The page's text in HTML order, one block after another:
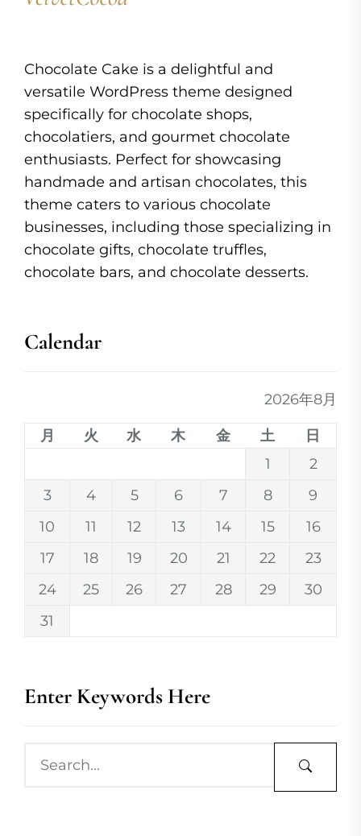
Chocolate Cake is a delightful and
versatile WordPress theme designed
specifically for chocolate shops,
chocolatiers, and gourmet chocolate
enthusiasts. Perfect for showcasing
handmade and artisan chocolates, this
theme caters to various chocolate
businesses, including those specializing in
chocolate gifts, chocolate truffles,
chocolate bars, and chocolate desserts.
Calendar
2026年8月
月 火 水 木 金 土
日
1
2
3
4 5 6 7 8
9
10
11 12 13 14 15
16
17
18 19 20 21 22
23
24
25 26 27 28 29
30
31
Enter Keywords Here